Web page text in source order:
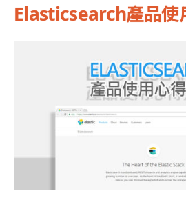
Elasticsearch產品使